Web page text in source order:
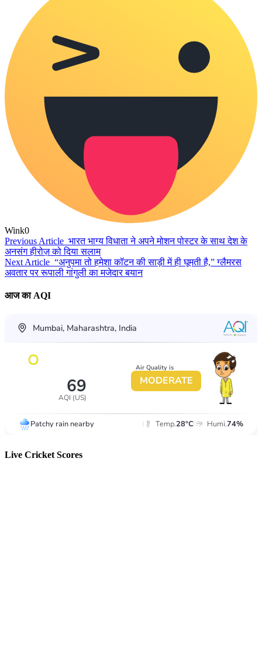
Wink0
Previous Article भारत भाग्य विधाता ने अपने मोशन पोस्टर के साथ देश के
अनसंग हीरोज़ को दिया सलाम
Next Article “अनुपमा तो हमेशा कॉटन की साड़ी में ही घूमती है,” ग्लैमरस
अवतार पर रूपाली गांगुली का मजेदार बयान
आज का AQI
Live Cricket Scores